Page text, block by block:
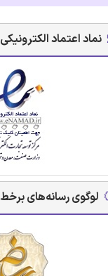
نماد اعتماد الکترونیکی
لوگوی رسانه‌های برخط